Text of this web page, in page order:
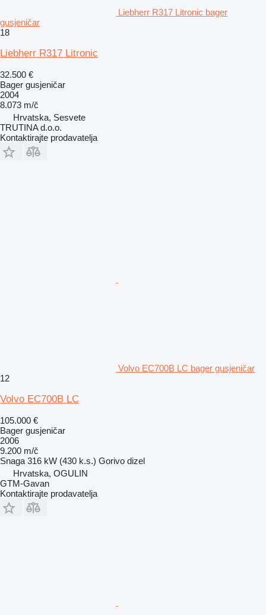
Liebherr R317 Litronic bager
gusjeničar
18
Liebherr R317 Litronic
32.500 €
Bager gusjeničar
2004
8.073 m/č
Hrvatska, Sesvete
TRUTINA d.o.o.
Kontaktirajte prodavatelja
Volvo EC700B LC bager gusjeničar
12
Volvo EC700B LC
105.000 €
Bager gusjeničar
2006
9.200 m/č
Snaga 316 kW (430 k.s.) Gorivo dizel
Hrvatska, OGULIN
GTM-Gavan
Kontaktirajte prodavatelja